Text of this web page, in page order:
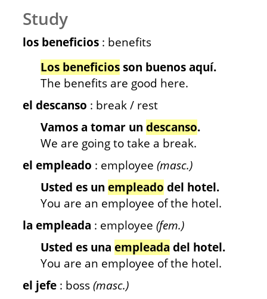
Study
los beneficios : benefits
Los beneficiosson buenos aquí.
The benefits are good here.
el descanso : break / rest
Vamos a tomar un descanso.
We are going to take a break.
el empleado : employee (masc.)
Usted es un empleado del hotel.
You are an employee of the hotel.
la empleada : employee (fem.)
Usted es una empleada del hotel.
You are an employee of the hotel.
el jefe : boss(masc.)